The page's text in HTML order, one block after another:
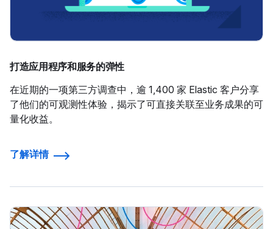
打造应用程序和服务的弹性
在近期的一项第三方调查中，逾 1,400 家 Elastic 客户分享
了他们的可观测性体验，揭示了可直接关联至业务成果的可
量化收益。
了解详情